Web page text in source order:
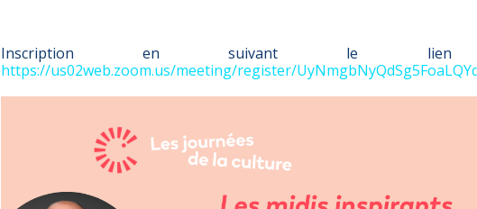
Inscription en suivant le
https://us02web.zoom.us/meeting/register/